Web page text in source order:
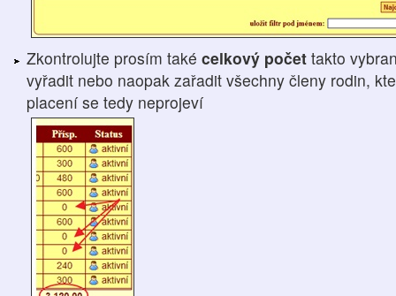
Zkontrolujte prosím také celkový počet takto
vyřadit nebo naopak zařadit všechny členy rodin,
placení se tedy neprojeví